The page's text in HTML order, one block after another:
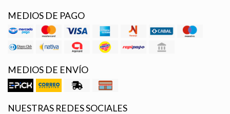
MEDIOS DE PAGO
MEDIOS DE ENVÍO
NUESTRAS REDES SOCIALES